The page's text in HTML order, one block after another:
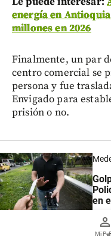
person
Mi
energía en
millones en 2026
Finalmente, un par
centro comercial se
persona y fue
Envigado para
prisión o no.
en